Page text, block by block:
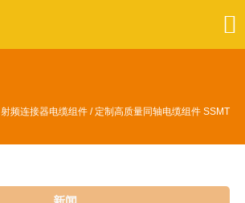

射频连接器电缆组件 / 定制高质量同轴电缆组件 SSMT